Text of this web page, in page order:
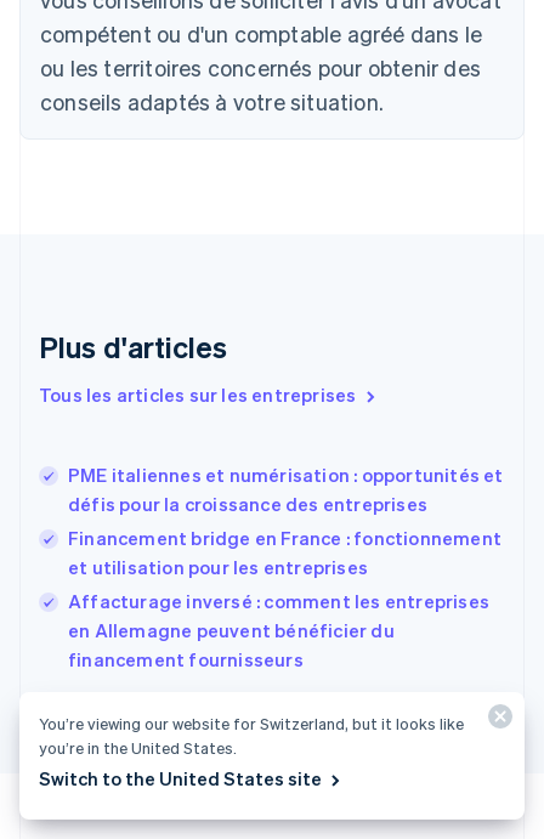
compétent ou d'un comptable agréé dans le
ou les territoires concernés pour obtenir des
conseils adaptés à votre situation.
Plus d'articles
Tous les articles sur les entreprises
PME italiennes et numérisation : opportunités et
défis pour la croissance des entreprises
Financement bridge en France : fonctionnement
et utilisation pour les entreprises
Affacturage inversé : comment les entreprises
en Allemagne peuvent bénéficier du
financement fournisseurs
Bulgarie
English
Canada
English Français
Chine continentale
Espagne
Estonie
EnglishEspañol简体中文
Finlande
English
FrançaisEnglish
Gibraltar
English
Grèce
English
Inde
English
English
You’re viewing our website for Switzerland, but it looks like
you’re in the United States.
Switch to the United States site